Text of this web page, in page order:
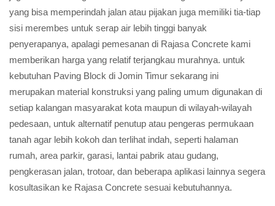
yang bisa memperindah jalan atau pijakan juga memiliki tia-tiap
sisi merembes untuk serap air lebih tinggi banyak
penyerapanya, apalagi pemesanan di Rajasa Concrete kami
memberikan harga yang relatif terjangkau murahnya. untuk
kebutuhan Paving Block di Jomin Timur sekarang ini
merupakan material konstruksi yang paling umum digunakan di
setiap kalangan masyarakat kota maupun di wilayah-wilayah
pedesaan, untuk alternatif penutup atau pengeras permukaan
tanah agar lebih kokoh dan terlihat indah, seperti halaman
rumah, area parkir, garasi, lantai pabrik atau gudang,
pengkerasan jalan, trotoar, dan beberapa aplikasi lainnya segera
kosultasikan ke Rajasa Concrete sesuai kebutuhannya.